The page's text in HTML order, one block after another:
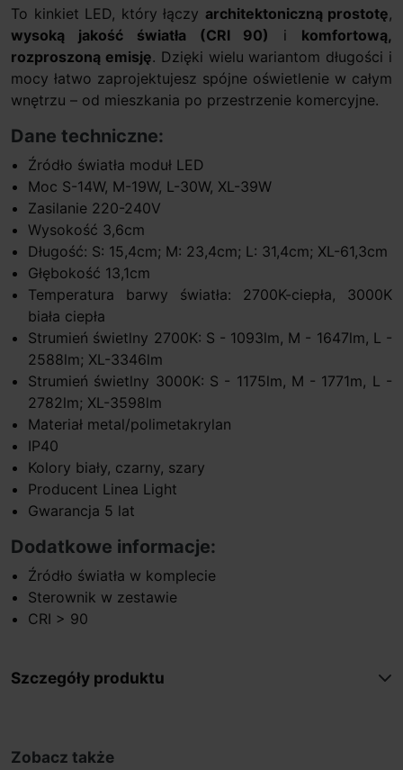
To kinkiet LED, który łączy architektoniczną prostotę,
wysoką jakość światła (CRI 90)
i komfortową,
rozproszoną emisję. Dzięki wielu wariantom długości i
mocy łatwo zaprojektujesz spójne oświetlenie w całym
wnętrzu – od mieszkania po przestrzenie komercyjne.
Dane techniczne:
Źródło światła moduł LED
Moc S-14W, M-19W, L-30W, XL-39W
Zasilanie 220-240V
Wysokość 3,6cm
Długość: S: 15,4cm; M: 23,4cm; L: 31,4cm; XL-61,3cm
Głębokość 13,1cm
Temperatura barwy światła: 2700K-ciepła, 3000K
biała ciepła
Strumień świetlny 2700K: S - 1093lm, M - 1647lm, L -
2588lm; XL-3346lm
Strumień świetlny 3000K: S - 1175lm, M - 1771m, L -
2782lm; XL-3598lm
Materiał metal/polimetakrylan
IP40
Kolory biały, czarny, szary
Producent Linea Light
Gwarancja 5 lat
Dodatkowe informacje:
Źródło światła w komplecie
Sterownik w zestawie
CRI > 90
Szczegóły produktu
Zobacz także